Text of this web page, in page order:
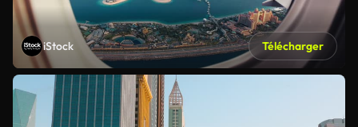
iStock Télécharger